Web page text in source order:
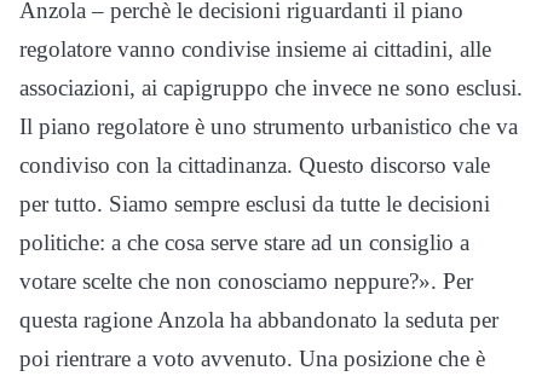
Anzola – perchè le decisioni riguardanti il piano
regolatore vanno condivise insieme ai cittadini, alle
associazioni, ai capigruppo che invece ne sono esclusi.
Il piano regolatore è uno strumento urbanistico che va
condiviso con la cittadinanza. Questo discorso vale
per tutto. Siamo sempre esclusi da tutte le decisioni
politiche: a che cosa serve stare ad un consiglio a
votare scelte che non conosciamo neppure?». Per
questa ragione Anzola ha abbandonato la seduta per
poi rientrare a voto avvenuto. Una posizione che è